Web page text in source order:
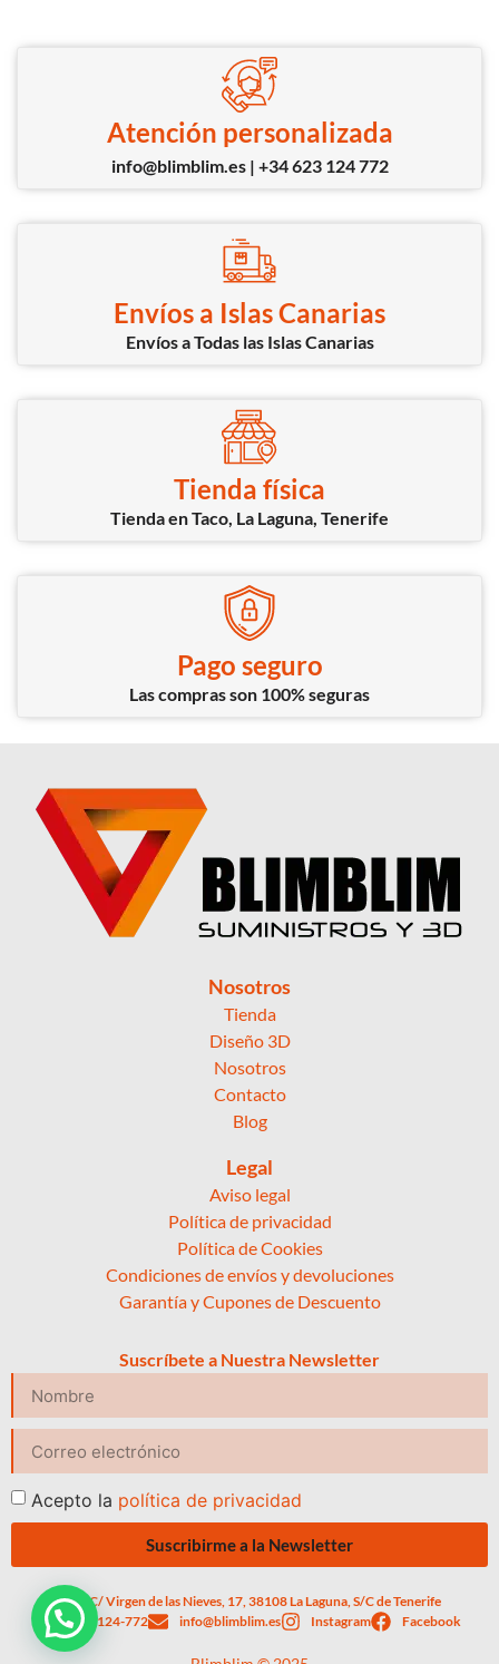
Atención personalizada
info@blimblim.es | +34 623 124 772
Envíos a Islas Canarias
Envíos a Todas las Islas Canarias
Tienda física
Tienda en Taco, La Laguna, Tenerife
Pago seguro
Las compras son 100% seguras
Nosotros
Tienda
Diseño 3D
Nosotros
Contacto
Blog
Legal
Aviso legal
Política de privacidad
Política de Cookies
Condiciones de envíos y devoluciones
Garantía y Cupones de Descuento
Suscríbete a Nuestra Newsletter
Acepto la política de privacidad
Suscribirme a la Newsletter
C/ Virgen de las Nieves, 17, 38108 La Laguna, S/C de Tenerife
623-124-772
info@blimblim.es Instagram Facebook